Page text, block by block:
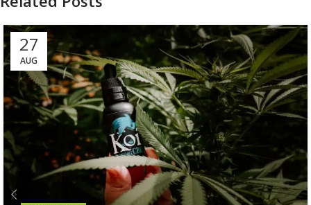
27
AUG